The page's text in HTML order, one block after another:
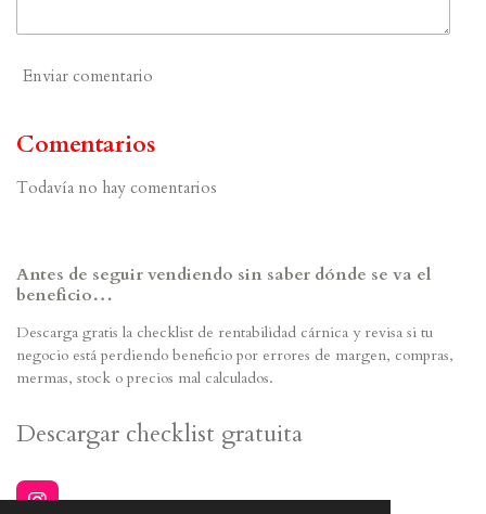
Enviar comentario
Comentarios
Todavía no hay comentarios
Antes de seguir vendiendo sin saber dónde se va el
beneficio…
Descarga gratis la checklist de rentabilidad cárnica y revisa si tu
negocio está perdiendo beneficio por errores de margen, compras,
mermas, stock o precios mal calculados.
Descargar checklist gratuita